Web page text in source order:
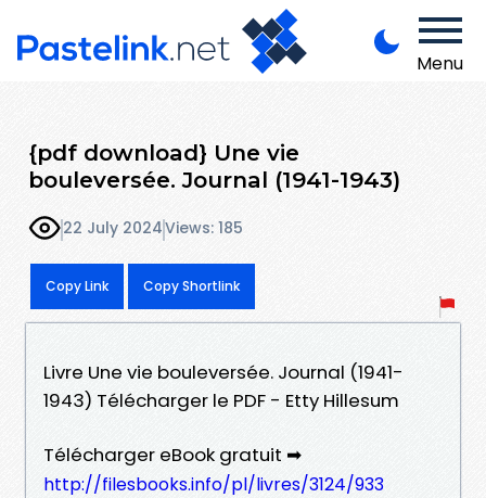
Menu
{pdf download} Une vie
bouleversée. Journal (1941-1943)
22 July 2024Views: 185
Copy Link Copy Shortlink
Livre Une vie bouleversée. Journal (1941-
1943) Télécharger le PDF - Etty Hillesum
Télécharger eBook gratuit ➡
http://filesbooks.info/pl/livres/3124/933